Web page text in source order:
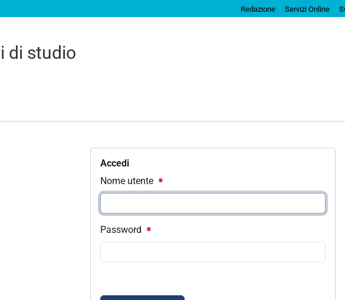
Redazione Servizi Online
di studio
Accedi
Nome utente
Password